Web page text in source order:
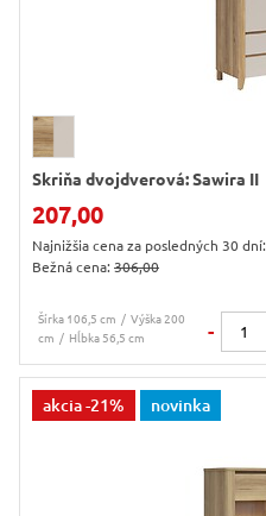
Skriňa dvojdverová: Sawira II
207,00
Najnižšia cena za posledných 30 dní:
Bežná cena: 306,00
Šírka 106,5 cm
Výška 200
cm
Hĺbka 56,5 cm -
akcia-21% novinka